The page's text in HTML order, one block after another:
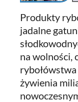
Produkty
jadalne
na wolności,
żywienia